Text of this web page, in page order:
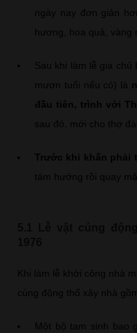
ngày nay đơn giản
hương, hoa quả, vàng
Sau khi làm lễ gia
mượn tuổi nếu có) là
đầu tiên, trình với
sau đó, mới cho thợ
Trước khi khấn phải
tám hướng rồi quay
Khi làm lễ khởi công nhà
cúng động thổ xây nhà
Một bộ tam sinh bao